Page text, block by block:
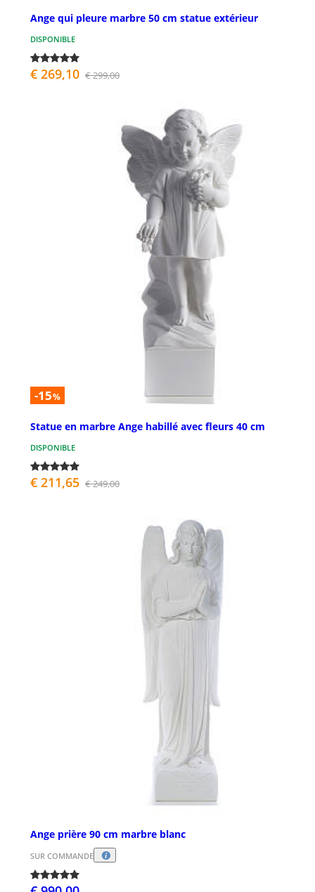
Ange qui pleure marbre 50 cm statue extérieur
DISPONIBLE
€ 269,10 € 299,00
-15%
Statue en marbre Ange habillé avec fleurs 40 cm
DISPONIBLE
€ 211,65 € 249,00
Ange prière 90 cm marbre blanc
SUR COMMANDE